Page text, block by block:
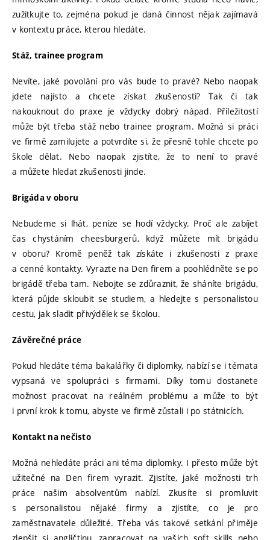
zužitkujte to, zejména pokud je daná činnost nějak zajímavá
v kontextu práce, kterou hledáte.
Stáž, trainee program
Nevíte, jaké povolání pro vás bude to pravé? Nebo naopak
jdete najisto a chcete získat zkušenosti? Tak či tak
nakouknout do praxe je vždycky dobrý nápad. Příležitostí
může být třeba stáž nebo trainee program. Možná si práci
ve firmě zamilujete a potvrdíte si, že přesně tohle chcete po
škole dělat. Nebo naopak zjistíte, že to není to pravé
a můžete hledat zkušenosti jinde.
Brigáda v oboru
Nebudeme si lhát, peníze se hodí vždycky. Proč ale zabíjet
čas chystáním cheesburgerů, když můžete mít brigádu
v oboru? Kromě peněž tak získáte i zkušenosti z praxe
a cenné kontakty. Vyrazte na Den firem a poohlédněte se po
brigádě třeba tam. Nebojte se zdůraznit, že sháníte brigádu,
která půjde skloubit se studiem, a hledejte s personalistou
cestu, jak sladit přivýdělek se školou.
Závěrečné práce
Pokud hledáte téma bakalářky či diplomky, nabízí se i témata
vypsaná ve spolupráci s firmami. Díky tomu dostanete
možnost pracovat na reálném problému a může to být
i první krok k tomu, abyste ve firmě zůstali i po státnicích.
Kontakt na nečisto
Možná nehledáte práci ani téma diplomky. I přesto může být
užitečné na Den firem vyrazit. Zjistíte, jaké možnosti trh
práce našim absolventům nabízí. Zkusíte si promluvit
s personalistou nějaké firmy a zjistíte, co je pro
zaměstnavatele důležité. Třeba vás takové setkání přiměje